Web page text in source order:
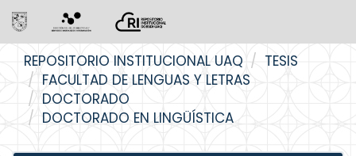
navigation
REPOSITORIO INSTITUCIONAL UAQ
TESIS
FACULTAD DE LENGUAS Y LETRAS
DOCTORADO
DOCTORADO EN LINGÜÍSTICA